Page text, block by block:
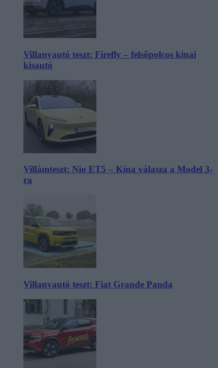
Villanyautó teszt: Firefly – felsőpolcos kínai
kisautó
Villámteszt: Nio ET5 – Kína válasza a Model 3-
ra
Villanyautó teszt: Fiat Grande Panda